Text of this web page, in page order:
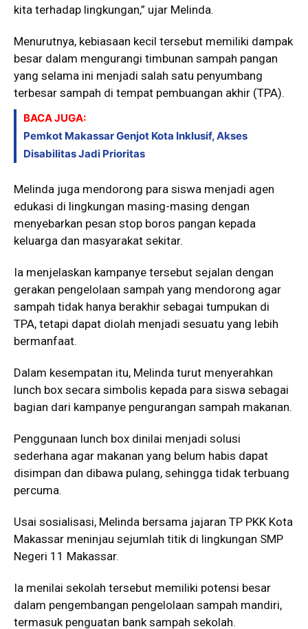
kita terhadap lingkungan,” ujar Melinda.
Menurutnya, kebiasaan kecil tersebut memiliki dampak
besar dalam mengurangi timbunan sampah pangan
yang selama ini menjadi salah satu penyumbang
terbesar sampah di tempat pembuangan akhir (TPA).
BACA JUGA:
Pemkot Makassar Genjot Kota Inklusif, Akses
Disabilitas Jadi Prioritas
Melinda juga mendorong para siswa menjadi agen
edukasi di lingkungan masing-masing dengan
menyebarkan pesan stop boros pangan kepada
keluarga dan masyarakat sekitar.
Ia menjelaskan kampanye tersebut sejalan dengan
gerakan pengelolaan sampah yang mendorong agar
sampah tidak hanya berakhir sebagai tumpukan di
TPA, tetapi dapat diolah menjadi sesuatu yang lebih
bermanfaat.
Dalam kesempatan itu, Melinda turut menyerahkan
lunch box secara simbolis kepada para siswa sebagai
bagian dari kampanye pengurangan sampah makanan.
Penggunaan lunch box dinilai menjadi solusi
sederhana agar makanan yang belum habis dapat
disimpan dan dibawa pulang, sehingga tidak terbuang
percuma.
Usai sosialisasi, Melinda bersama jajaran TP PKK Kota
Makassar meninjau sejumlah titik di lingkungan SMP
Negeri 11 Makassar.
Ia menilai sekolah tersebut memiliki potensi besar
dalam pengembangan pengelolaan sampah mandiri,
termasuk penguatan bank sampah sekolah.